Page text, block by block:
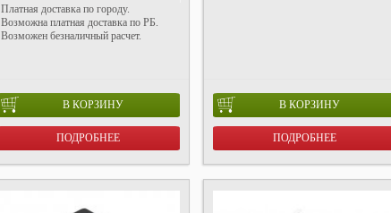
Платная доставка по городу.
Возможна платная доставка по РБ.
Возможен безналичный расчет.
В КОРЗИНУ
ПОДРОБНЕЕ
В КОРЗИНУ
ПОДРОБНЕЕ